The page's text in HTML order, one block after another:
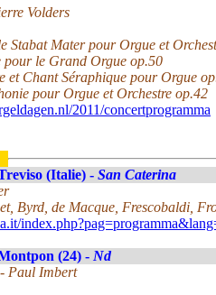
Volders
Stabat Mater pour Orgue et
pour le Grand Orgue op.50
et Chant Séraphique pour Orgue
pour Orgue et Orchestre op.42
2011/concertprogramma
(Italie) - San Caterina
Byrd, de Macque, Frescobaldi,
(24) - Nd
Paul Imbert